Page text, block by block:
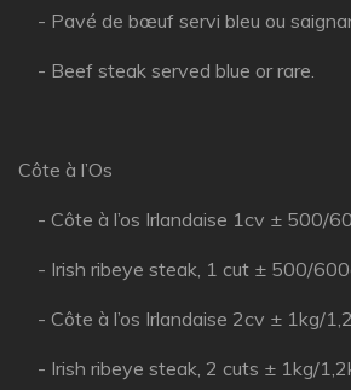
- Pavé de bœuf servi bleu ou
- Beef steak served blue or rare.
Côte à l’Os
- Côte à l’os Irlandaise 1cv ±
- Irish ribeye steak, 1 cut ± 500/
- Côte à l’os Irlandaise 2cv ±
- Irish ribeye steak, 2 cuts ± 1kg/